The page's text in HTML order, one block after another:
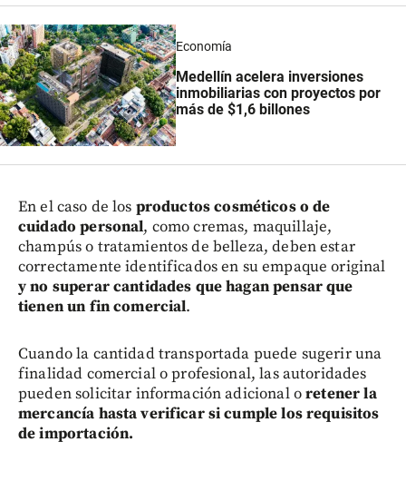
Economía
Medellín acelera inversiones
inmobiliarias con proyectos por
más de $1,6 billones
En el caso de los productos cosméticos o de
cuidado personal, como cremas, maquillaje,
champús o tratamientos de belleza, deben estar
correctamente identificados en su empaque original
y no superar cantidades que hagan pensar que
tienen un fin comercial.
Cuando la cantidad transportada puede sugerir una
finalidad comercial o profesional, las autoridades
pueden solicitar información adicional oretener la
mercancía hasta verificar si cumple los requisitos
de importación.